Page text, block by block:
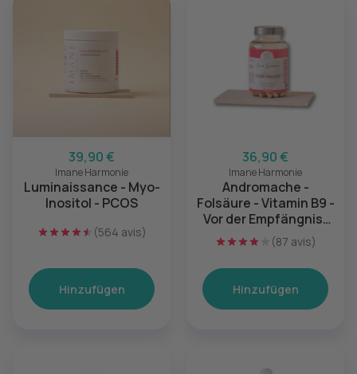
39,90 €
Imane Harmonie
Luminaissance - Myo-
Inositol - PCOS
(564 avis)
Hinzufügen
36,90 €
Imane Harmonie
Andromache -
Folsäure - Vitamin B9 -
Vor der Empfängnis-
Körperbehaarung &
Testosteron
(87 avis)
Hinzufügen